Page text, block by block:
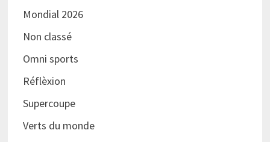
Mondial 2026
Non classé
Omni sports
Réflèxion
Supercoupe
Verts du monde